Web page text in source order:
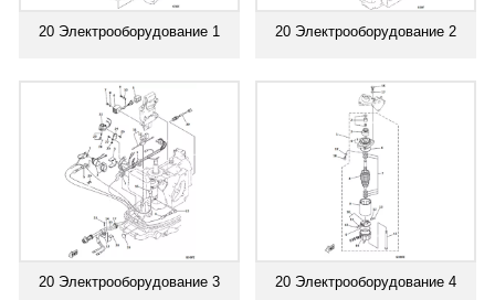
20 Электрооборудование 1 20 Электрооборудование 2
20 Электрооборудование 3 20 Электрооборудование 4